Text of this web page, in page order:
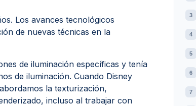
Los avances tecnológicos
de nuevas técnicas en la
de iluminación específicas y tenía
de iluminación. Cuando Disney
la texturización,
incluso al trabajar con
3
4
5
6
7